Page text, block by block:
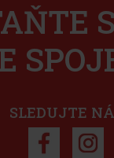
SLEDUJTE